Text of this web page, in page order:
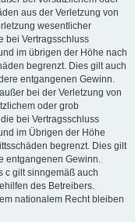
aus der Verletzung von
wesentlicher
bei Vertragsschluss
im übrigen der Höhe nach
begrenzt. Dies gilt auch
entgangenen Gewinn.
bei der Verletzung von
oder grob
bei Vertragsschluss
im Übrigen der Höhe
begrenzt. Dies gilt
entgangenen Gewinn.
c gilt sinngemäß auch
des Betreibers.
nationalem Recht bleiben